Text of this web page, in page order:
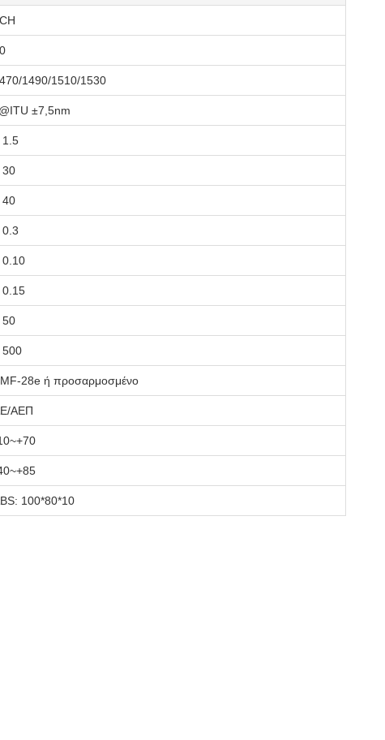
1490/1510/1530
±7,5nm
1.5
30
40
0.3
0.10
0.15
50
500
28e ή προσαρμοσμένο
ΑΕΠ
100*80*10